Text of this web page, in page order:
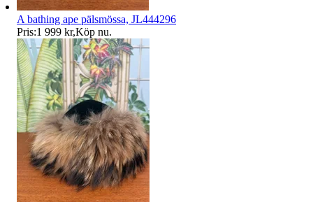
A bathing ape pälsmössa, JL444296
Pris:1 999 kr,Köp nu.